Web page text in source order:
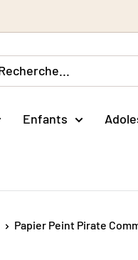
Enfants
Papier Peint Pirate